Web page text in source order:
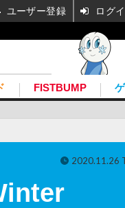
FISTBUMP
2020.11.26
ユーザー登録 ログ